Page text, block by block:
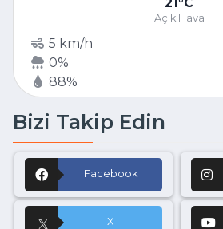
Açık Hava
5 km/h
0%
88%
Bizi Takip Edin
Facebook
X